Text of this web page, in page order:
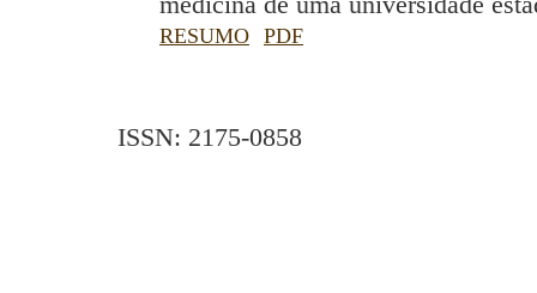
RESUMO PDF
ISSN: 2175-0858